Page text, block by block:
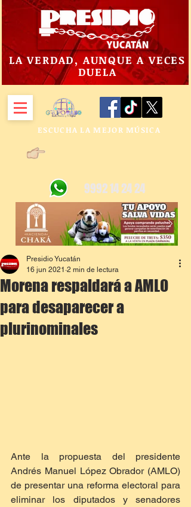
LA VERDAD, AUNQUE A VECES
DUELA
ESCUCHA LA MEJOR MÚSICA
9992 14 24 24
Morena respaldará a AMLO
para desaparecer a
plurinominales
Presidio Yucatán
16 jun 2021 2 min de lectura
Ante la propuesta del presidente
Andrés Manuel López Obrador (AMLO)
de presentar una reforma electoral para
eliminar los diputados y senadores